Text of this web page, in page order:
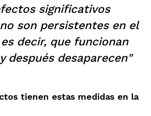
significativos
son persistentes en el
decir, que funcionan
después desaparecen"
tienen estas medidas en la